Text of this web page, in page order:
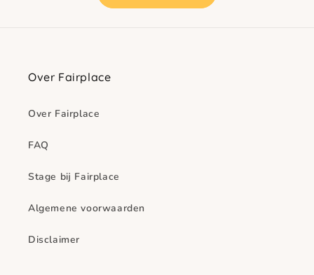
Over Fairplace
Over Fairplace
FAQ
Stage bij Fairplace
Algemene voorwaarden
Disclaimer